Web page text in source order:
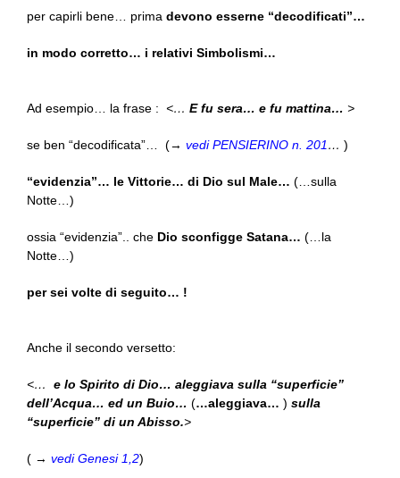
per capirli bene… prima devono esserne “decodificati”…
in modo corretto… i relativi Simbolismi…
Ad esempio… la frase : <… E fu sera… e fu mattina… >
se ben “decodificata”… (→ vedi PENSIERINO n. 201… )
“evidenzia”… le Vittorie… di Dio sul Male… (…sulla
Notte…)
ossia “evidenzia”.. che Dio sconfigge Satana… (…la
Notte…)
per sei volte di seguito… !
Anche il secondo versetto:
<… e lo Spirito di Dio… aleggiava sulla “superficie”
dell’Acqua… ed un Buio… (…aleggiava… ) sulla
“superficie” di un Abisso.>
( → vedi Genesi 1,2)